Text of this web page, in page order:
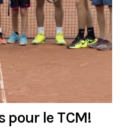
pour le TCM!